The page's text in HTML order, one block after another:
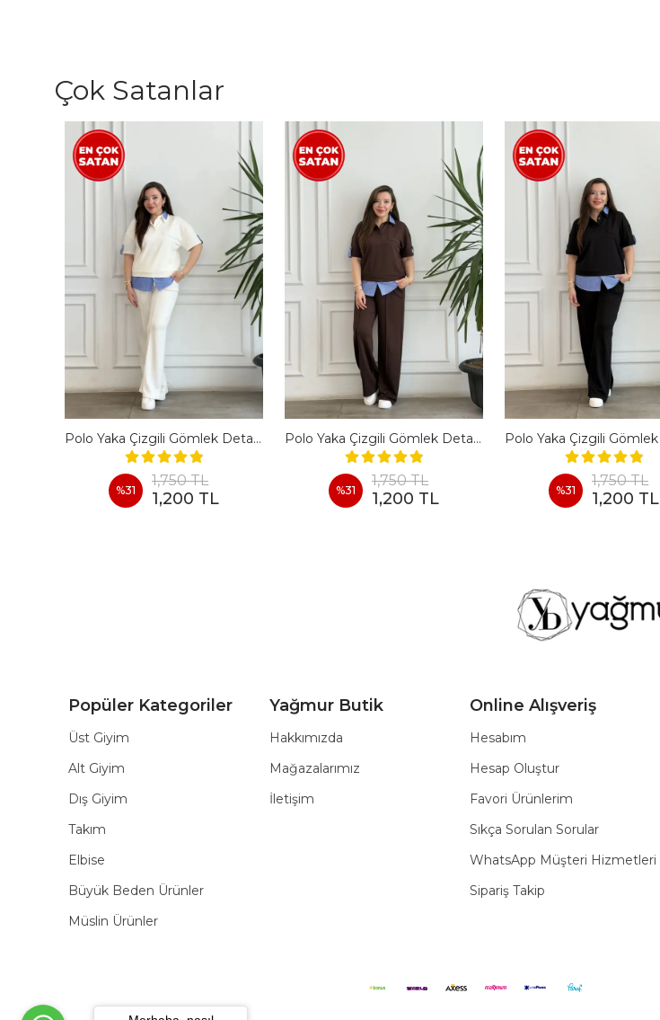
Çok Satanlar
Polo Yaka Çizgili Gömlek Detaylı Kısa Kollu Takım - BEYAZ
%31
1,750 TL
1,200 TL
Polo Yaka Çizgili Gömlek Detaylı Kısa Kollu Takım - KAHVERENGI
%31
1,750 TL
1,200 TL %31
1,750 TL
1,200 TL
Popüler Kategoriler
Üst Giyim
Alt Giyim
Dış Giyim
Takım
Elbise
Büyük Beden Ürünler
Müslin Ürünler
Yağmur Butik
Hakkımızda
Mağazalarımız
İletişim
Online Alışveriş
Hesabım
Hesap Oluştur
Favori Ürünlerim
Sıkça Sorulan Sorular
WhatsApp Müşteri Hizmetleri
Sipariş Takip